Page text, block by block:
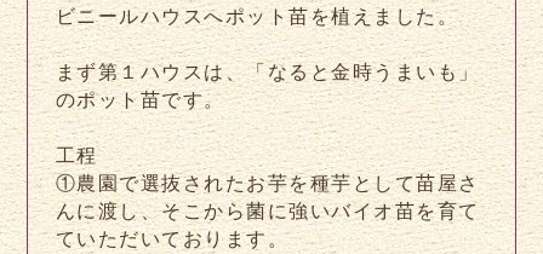
ビニールハウスへポット苗を植えました。
まず第１ハウスは、「なると金時うまいも」
のポット苗です。
工程
①農園で選抜されたお芋を種芋として苗屋さ
んに渡し、そこから菌に強いバイオ苗を育て
ていただいております。